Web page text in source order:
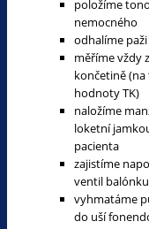
položíme
nemocného
odhalíme
měříme vždy
končetině
hodnoty TK)
naložíme
loketní
pacienta
zajistíme
ventil balónku
vyhmatáme
do uší